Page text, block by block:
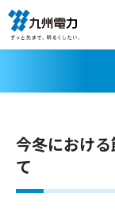
今冬におけ
て